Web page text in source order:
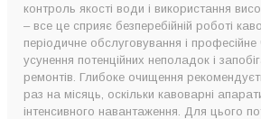
контроль якості води і використання
– все це сприяє безперебійній роботі
періодичне обслуговування і
усунення потенційних неполадок і
ремонтів. Глибоке очищення
раз на місяць, оскільки кавоварні
інтенсивного навантаження. Для цього